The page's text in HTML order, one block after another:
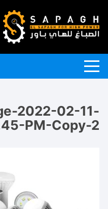
إلى
المحتوى
2022-02-11-
PM-Copy-2